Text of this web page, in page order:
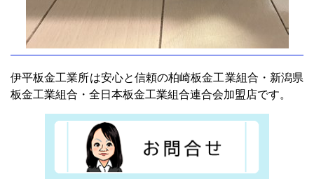
伊平板金工業所は安心と信頼の柏崎板金工業組合・新潟県
板金工業組合・全日本板金工業組合連合会加盟店です。